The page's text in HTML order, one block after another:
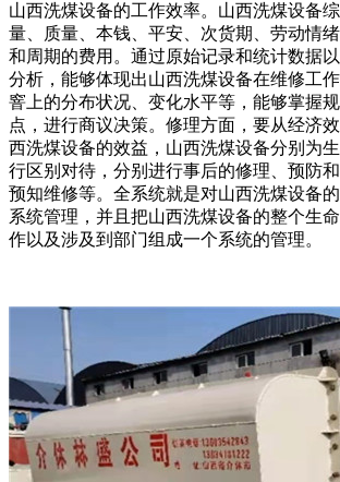
山西洗煤设备的工作效率。山西洗煤设备
量、质量、本钱、平安、次货期、劳动情
和周期的费用。通过原始记录和统计数据
分析，能够体现出山西洗煤设备在维修工
窨上的分布状况、变化水平等，能够掌握
点，进行商议决策。修理方面，要从经济
西洗煤设备的效益，山西洗煤设备分别为
行区别对待，分别进行事后的修理、预防
预知维修等。全系统就是对山西洗煤设备
系统管理，并且把山西洗煤设备的整个生
作以及涉及到部门组成一个系统的管理。